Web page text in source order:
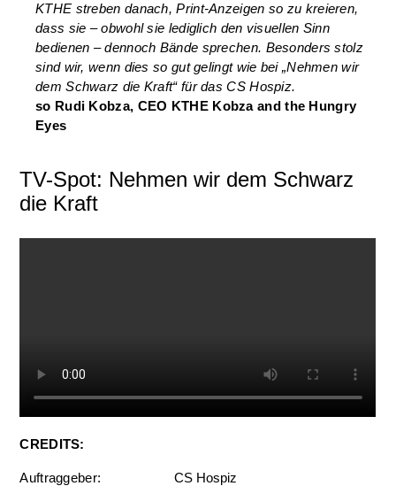
KTHE streben danach, Print-Anzeigen so zu kreieren,
dass sie – obwohl sie lediglich den visuellen Sinn
bedienen – dennoch Bände sprechen. Besonders stolz
sind wir, wenn dies so gut gelingt wie bei „Nehmen wir
dem Schwarz die Kraft“ für das CS Hospiz.
so Rudi Kobza, CEO KTHE Kobza and the Hungry
Eyes
TV-Spot: Nehmen wir dem Schwarz
die Kraft
CREDITS:
Auftraggeber: CS Hospiz